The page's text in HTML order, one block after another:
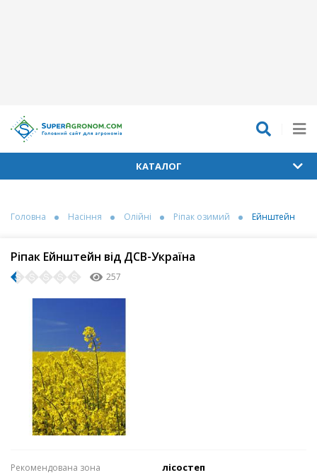
КАТАЛОГ
Головна Насіння Олійні Ріпак озимий Ейнштейн
Ріпак Ейнштейн від ДСВ-Україна
257
Рекомендована зона лісостеп